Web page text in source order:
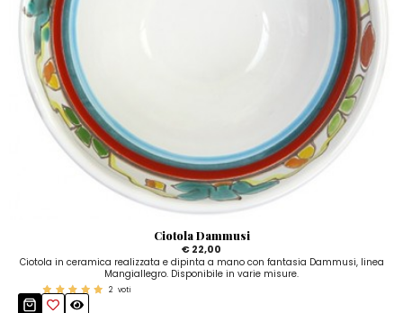
Ciotola Dammusi
€ 22,00
Ciotola in ceramica realizzata e dipinta a mano con fantasia Dammusi, linea
Mangiallegro. Disponibile in varie misure.
2 voti